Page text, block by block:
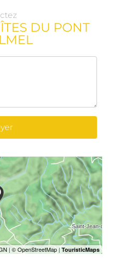
DU PONT